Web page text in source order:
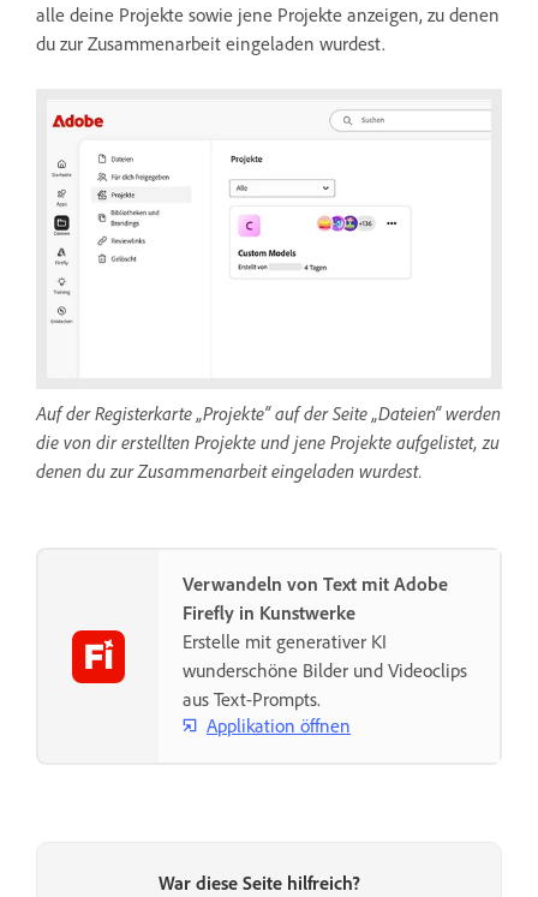
alle deine Projekte sowie jene Projekte anzeigen, zu denen
du zur Zusammenarbeit eingeladen wurdest.
Auf der Registerkarte „Projekte“ auf der Seite „Dateien“ werden
die von dir erstellten Projekte und jene Projekte aufgelistet, zu
denen du zur Zusammenarbeit eingeladen wurdest.
Verwandeln von Text mit Adobe
Firefly in Kunstwerke
Erstelle mit generativer KI
wunderschöne Bilder und Videoclips
aus Text-Prompts.
Applikation öffnen
War diese Seite hilfreich?